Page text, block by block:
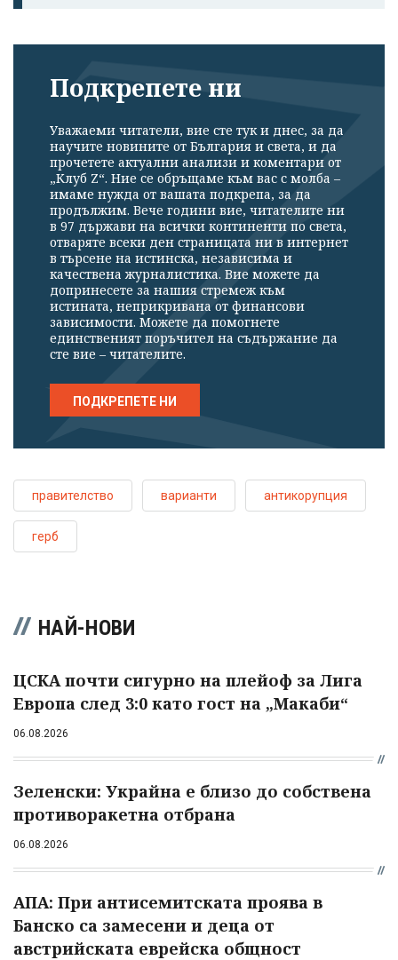
Подкрепете ни
Уважаеми читатели, вие сте тук и днес, за да
научите новините от България и света, и да
прочетете актуални анализи и коментари от
„Клуб Z“. Ние се обръщаме към вас с молба –
имаме нужда от вашата подкрепа, за да
продължим. Вече години вие, читателите ни
в 97 държави на всички континенти по света,
отваряте всеки ден страницата ни в интернет
в търсене на истинска, независима и
качествена журналистика. Вие можете да
допринесете за нашия стремеж към
истината, неприкривана от финансови
зависимости. Можете да помогнете
единственият поръчител на съдържание да
сте вие – читателите.
ПОДКРЕПЕТЕ НИ
правителство варианти антикорупция
герб
НАЙ-НОВИ
ЦСКА почти сигурно на плейоф за Лига
Европа след 3:0 като гост на „Макаби“
06.08.2026
Зеленски: Украйна е близо до собствена
противоракетна отбрана
06.08.2026
АПА: При антисемитската проява в
Банско са замесени и деца от
австрийската еврейска общност